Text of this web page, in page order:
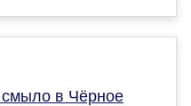
в Чёрное